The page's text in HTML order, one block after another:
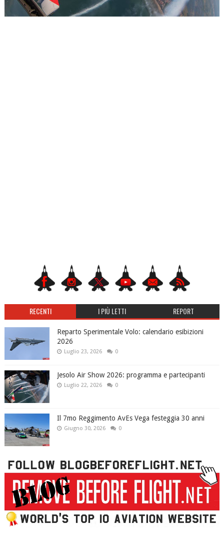
RECENTI I PIÙ LETTI REPORT
Reparto Sperimentale Volo: calendario esibizioni
2026
Luglio 23, 2026 0
Jesolo Air Show 2026: programma e partecipanti
Luglio 22, 2026 0
Il 7mo Reggimento AvEs Vega festeggia 30 anni
Giugno 30, 2026 0